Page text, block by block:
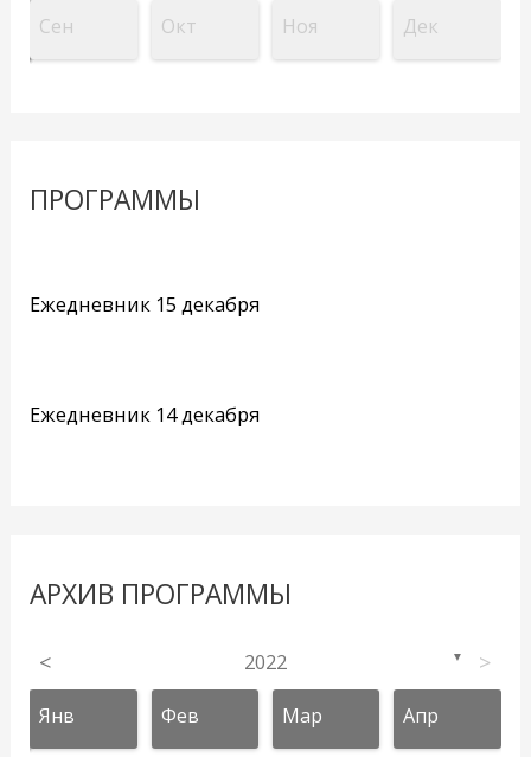
Сен Окт Ноя Дек
ПРОГРАММЫ
Ежедневник 15 декабря
Ежедневник 14 декабря
АРХИВ ПРОГРАММЫ
< 2022 ▼ >
Янв Фев Мар Апр